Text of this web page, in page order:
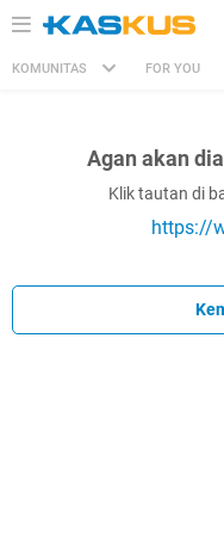
KOMUNITAS FOR YOU
Agan akan
Klik tautan di
https://